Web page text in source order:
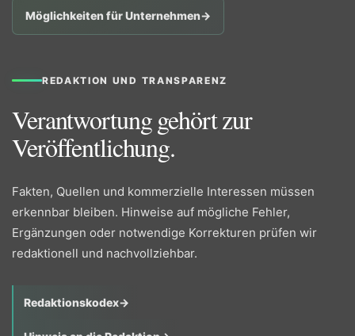
Möglichkeiten für Unternehmen→
REDAKTION UND TRANSPARENZ
Verantwortung gehört zur
Veröffentlichung.
Fakten, Quellen und kommerzielle Interessen müssen
erkennbar bleiben. Hinweise auf mögliche Fehler,
Ergänzungen oder notwendige Korrekturen prüfen wir
redaktionell und nachvollziehbar.
Redaktionskodex→